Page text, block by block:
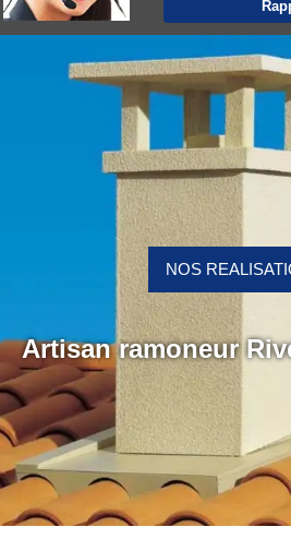
Artisan ramoneur
NOS